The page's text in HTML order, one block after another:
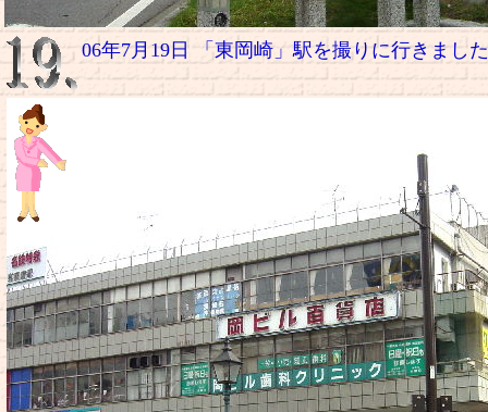
06年7月19日 「東岡崎」駅を撮りに行きまし